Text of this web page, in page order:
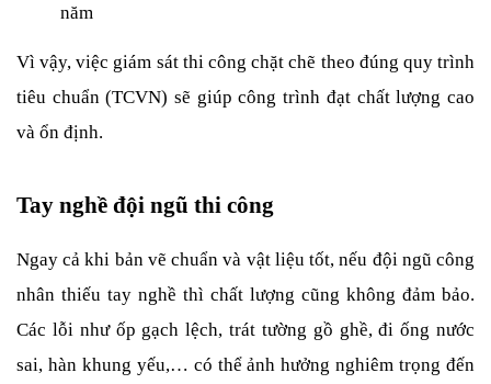
năm
Vì vậy, việc giám sát thi công chặt chẽ theo đúng quy trình
tiêu chuẩn (TCVN) sẽ giúp công trình đạt chất lượng cao
và ổn định.
Tay nghề đội ngũ thi công
Ngay cả khi bản vẽ chuẩn và vật liệu tốt, nếu đội ngũ công
nhân thiếu tay nghề thì chất lượng cũng không đảm bảo.
Các lỗi như ốp gạch lệch, trát tường gồ ghề, đi ống nước
sai, hàn khung yếu,… có thể ảnh hưởng nghiêm trọng đến